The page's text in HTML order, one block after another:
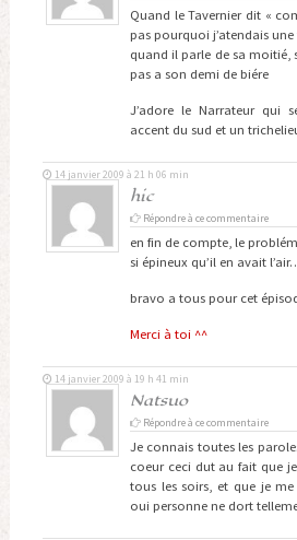
Quand le Tavernier dit «
pas pourquoi j’atendais
quand il parle de sa moitié,
pas a son demi de biére
J’adore le Narrateur qui
accent du sud et un
hic
14 janvier 2009 à 21 h 06 min
Répondre à ce commentaire
en fin de compte, le
si épineux qu’il en avait
bravo a tous pour cet
Merci à toi ^^
Natsuo
14 janvier 2009 à 19 h 41 min
Répondre à ce commentaire
Je connais toutes les
coeur ceci dut au fait que
tous les soirs, et que je
oui personne ne dort